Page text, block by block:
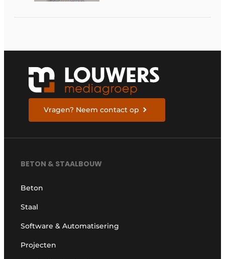
Vragen? Neem contact op
BETON & STAALBOUW
Beton
Staal
Software & Automatisering
Projecten